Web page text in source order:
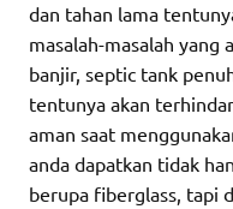
dan tahan lama
masalah-masalah yang
banjir, septic tank
tentunya akan
aman saat
anda dapatkan tidak
berupa fiberglass, tapi